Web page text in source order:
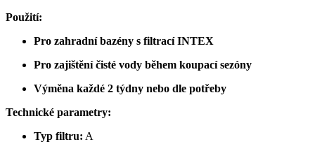
Použití:
Pro zahradní bazény s filtrací INTEX
Pro zajištění čisté vody během koupací sezóny
Výměna každé 2 týdny nebo dle potřeby
Technické parametry:
Typ filtru: A